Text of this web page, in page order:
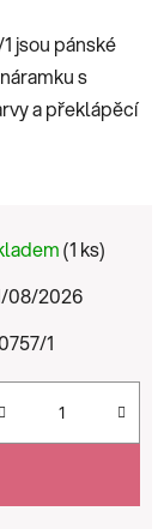
jsou pánské
s
a překlápěcí
(1 ks)
08/2026
1